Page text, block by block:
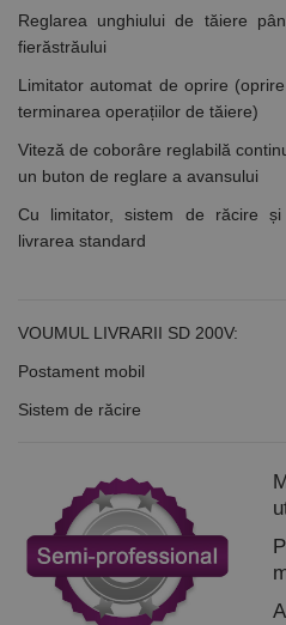
Reglarea unghiului de tăiere
fierăstrăului
Limitator automat de oprire
terminarea operațiilor de tăiere)
Viteză de coborâre reglabilă
un buton de reglare a avansului
Cu limitator, sistem de răcire
livrarea standard
VOUMUL LIVRARII SD 200V:
Postament mobil
Sistem de răcire